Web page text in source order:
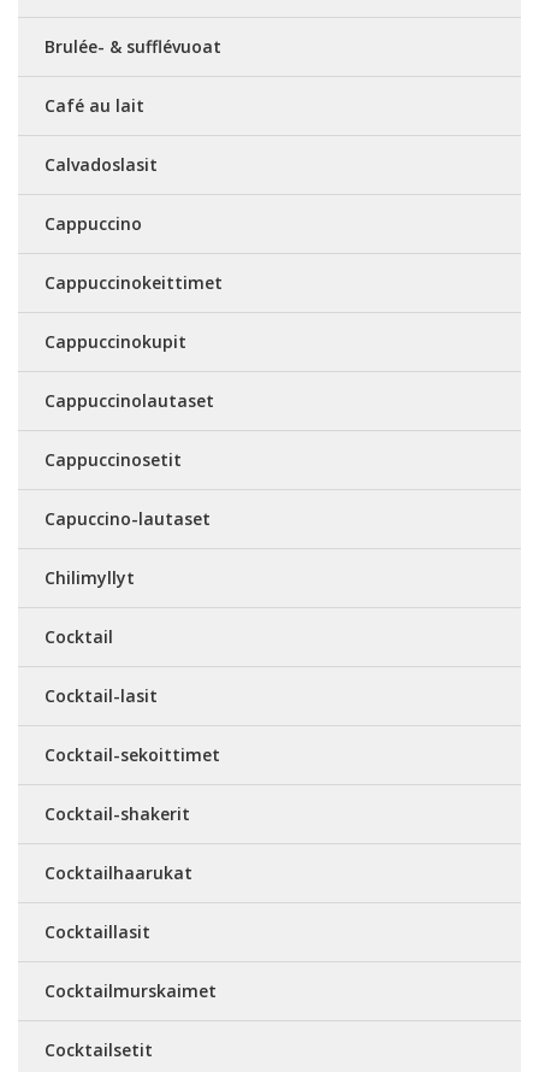
Brulée- & sufflévuoat
Café au lait
Calvadoslasit
Cappuccino
Cappuccinokeittimet
Cappuccinokupit
Cappuccinolautaset
Cappuccinosetit
Capuccino-lautaset
Chilimyllyt
Cocktail
Cocktail-lasit
Cocktail-sekoittimet
Cocktail-shakerit
Cocktailhaarukat
Cocktaillasit
Cocktailmurskaimet
Cocktailsetit